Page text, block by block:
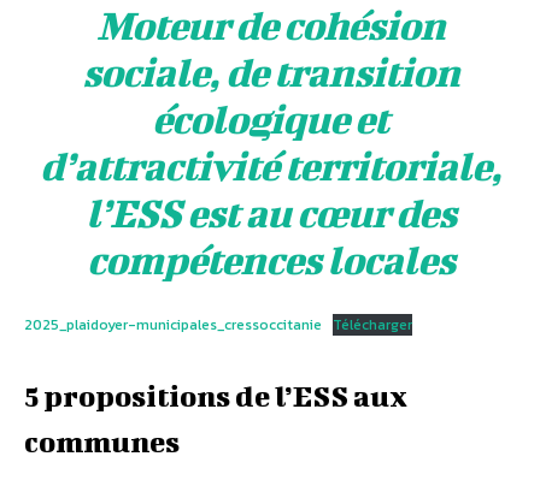
Moteur de cohésion
sociale, de transition
écologique et
d’attractivité territoriale,
l’ESS est au cœur des
compétences locales
2025_plaidoyer-municipales_cressoccitanie Télécharger
5 propositions de l’ESS aux
communes